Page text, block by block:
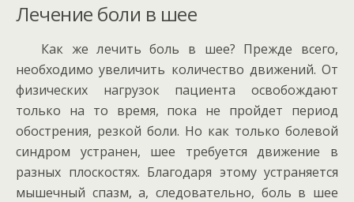
Лечение боли в шее
Как же лечить боль в шее? Прежде всего,
необходимо увеличить количество движений. От
физических нагрузок пациента освобождают
только на то время, пока не пройдет период
обострения, резкой боли. Но как только болевой
синдром устранен, шее требуется движение в
разных плоскостях. Благодаря этому устраняется
мышечный спазм, а, следовательно, боль в шее